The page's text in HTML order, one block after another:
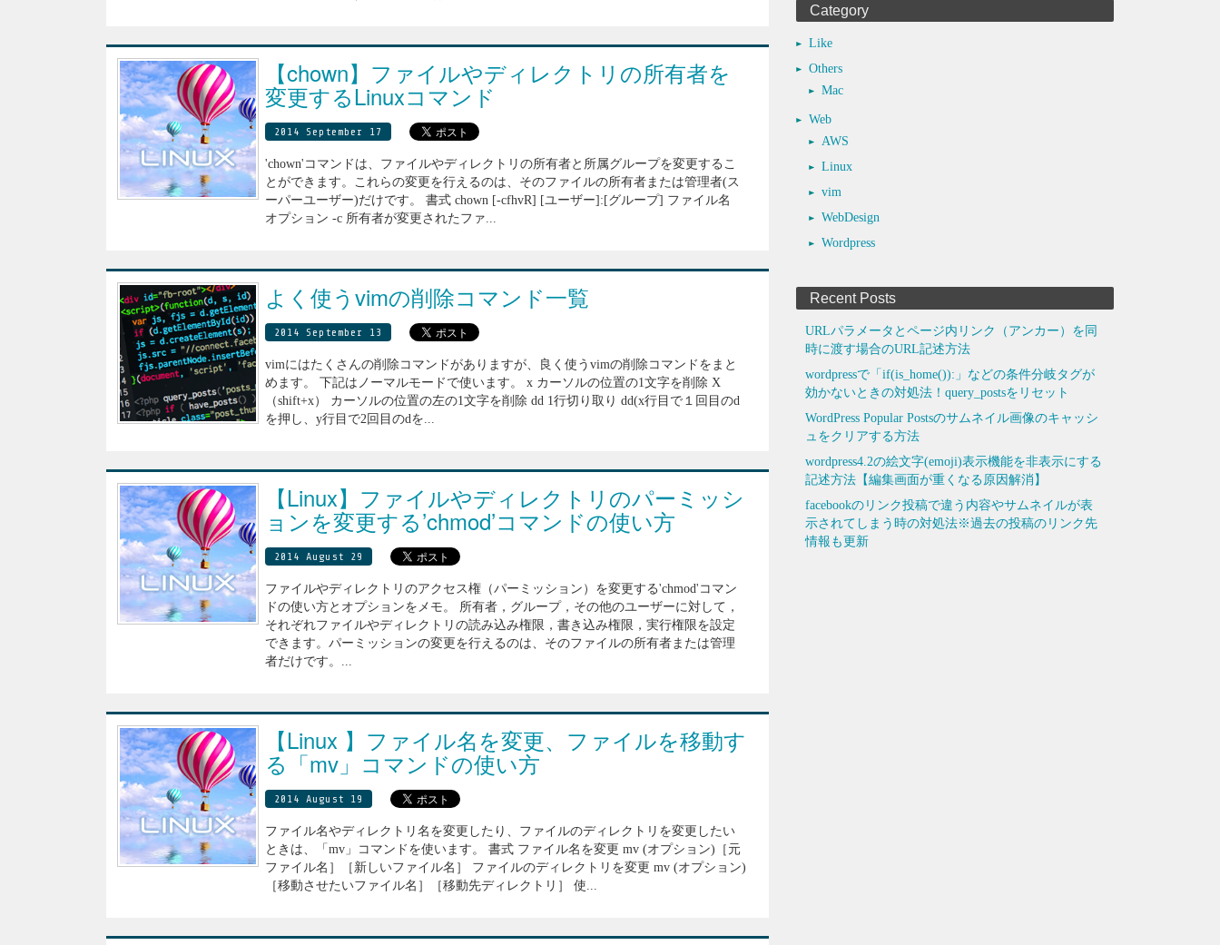
【chown】ファイルやディレクトリの所有者を
変更するLinuxコマンド
2014 September 17
'chown'コマンドは、ファイルやディレクトリの所有者と所属グループを変更するこ
とができます。これらの変更を行えるのは、そのファイルの所有者または管理者(ス
ーパーユーザー)だけです。 書式 chown [-cfhvR] [ユーザー]:[グループ] ファイル名
オプション -c 所有者が変更されたファ...
よく使うvimの削除コマンド一覧
2014 September 13
vimにはたくさんの削除コマンドがありますが、良く使うvimの削除コマンドをまと
めます。 下記はノーマルモードで使います。 x カーソルの位置の1文字を削除 X
（shift+x） カーソルの位置の左の1文字を削除 dd 1行切り取り dd(x行目で１回目のd
を押し、y行目で2回目のdを...
【Linux】ファイルやディレクトリのパーミッシ
ョンを変更する’chmod’コマンドの使い方
2014 August 29
ファイルやディレクトリのアクセス権（パーミッション）を変更する'chmod'コマン
ドの使い方とオプションをメモ。 所有者，グループ，その他のユーザーに対して，
それぞれファイルやディレクトリの読み込み権限，書き込み権限，実行権限を設定
できます。パーミッションの変更を行えるのは、そのファイルの所有者または管理
者だけです。...
【Linux 】ファイル名を変更、ファイルを移動す
る「mv」コマンドの使い方
2014 August 19
ファイル名やディレクトリ名を変更したり、ファイルのディレクトリを変更したい
ときは、「mv」コマンドを使います。 書式 ファイル名を変更 mv (オプション)［元
ファイル名］［新しいファイル名］ ファイルのディレクトリを変更 mv (オプション)
［移動させたいファイル名］［移動先ディレクトリ］ 使...
Category
Like
Others
Mac
Web
AWS
Linux
vim
WebDesign
Wordpress
Recent Posts
URLパラメータとページ内リンク（アンカー）を同
時に渡す場合のURL記述方法
wordpressで「if(is_home()):」などの条件分岐タグが
効かないときの対処法！query_postsをリセット
WordPress Popular Postsのサムネイル画像のキャッシ
ュをクリアする方法
wordpress4.2の絵文字(emoji)表示機能を非表示にする
記述方法【編集画面が重くなる原因解消】
facebookのリンク投稿で違う内容やサムネイルが表
示されてしまう時の対処法※過去の投稿のリンク先
情報も更新